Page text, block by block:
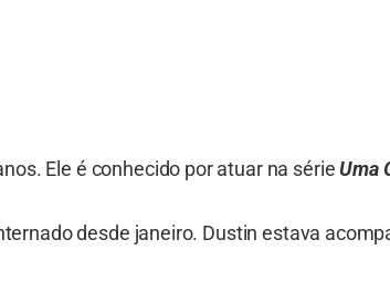
Ele é conhecido por atuar na sérieUma
desde janeiro. Dustin estava